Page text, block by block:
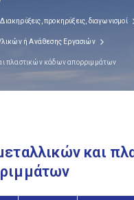
Διακηρύξεις, προκηρύξεις, διαγωνισμοί
ή Ανάθεσης Εργασιών
πλαστικών κάδων απορριμμάτων
και